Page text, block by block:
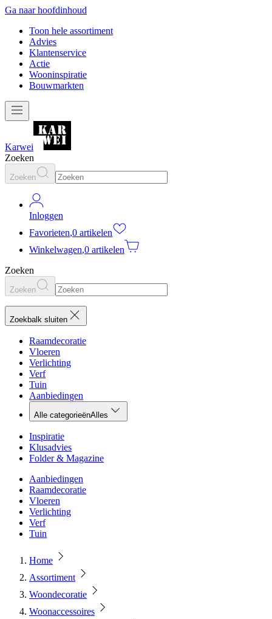
Ga naar hoofdinhoud
Toon hele assortiment
Advies
Klantenservice
Actie
Wooninspiratie
Bouwmarkten
Karwei
Zoeken
Zoeken
Inloggen
Favorieten,0 artikelen
Winkelwagen,0 artikelen
Zoeken
Zoeken
Zoekbalk sluiten
Raamdecoratie
Vloeren
Verlichting
Verf
Tuin
Aanbiedingen
Alle categorieënAlles
Inspiratie
Klusadvies
Folder & Magazine
Aanbiedingen
Raamdecoratie
Vloeren
Verlichting
Verf
Tuin
Home
Assortiment
Woondecoratie
Woonaccessoires